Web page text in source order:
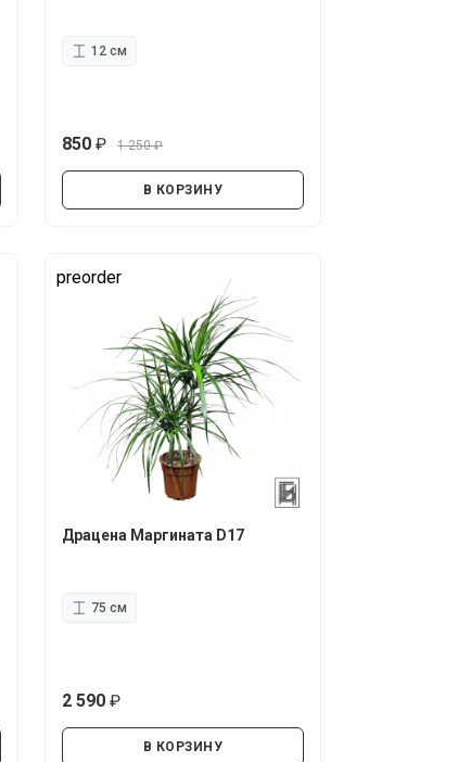
12 см
850
1 250
В КОРЗИНУ
preorder
Драцена Маргината D17
75 см
2 590
В КОРЗИНУ